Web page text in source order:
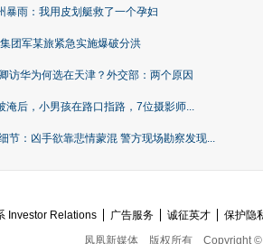
暴雨：我用皮划艇救了一个孕妇
团军某旅紧急实施爆破分洪
访华为何选在天津？外交部：两个原因
淹后，小男孩在路口指路，7位摄影师...
节：凶手欲靠悲情蒙混 警方现场勘察发现...
Investor Relations 广告服务 诚征英才 保护隐
凤凰新媒体
版权所有 Copyright